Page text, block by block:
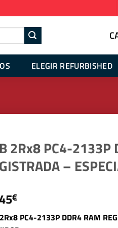
ELEGIR REFURBISHED
2Rx8 PC4-2133P
–
€
PC4-2133P DDR4 RAM